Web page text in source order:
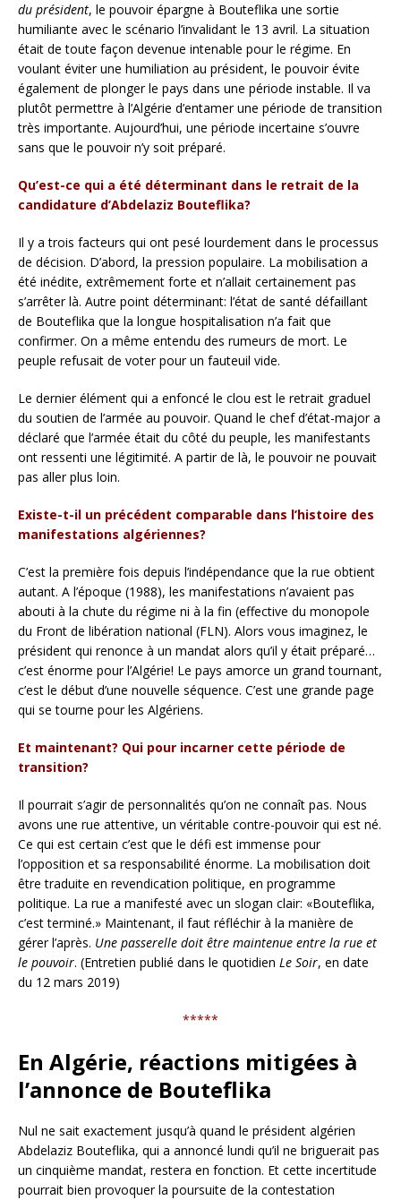
du président, le pouvoir épargne à Bouteflika une sortie
humiliante avec le scénario l’invalidant le 13 avril. La situation
était de toute façon devenue intenable pour le régime. En
voulant éviter une humiliation au président, le pouvoir évite
également de plonger le pays dans une période instable. Il va
plutôt permettre à l’Algérie d’entamer une période de transition
très importante. Aujourd’hui, une période incertaine s’ouvre
sans que le pouvoir n’y soit préparé.
Qu’est-ce qui a été déterminant dans le retrait de la
candidature d’Abdelaziz Bouteflika?
Il y a trois facteurs qui ont pesé lourdement dans le processus
de décision. D’abord, la pression populaire. La mobilisation a
été inédite, extrêmement forte et n’allait certainement pas
s’arrêter là. Autre point déterminant: l’état de santé défaillant
de Bouteflika que la longue hospitalisation n’a fait que
confirmer. On a même entendu des rumeurs de mort. Le
peuple refusait de voter pour un fauteuil vide.
Le dernier élément qui a enfoncé le clou est le retrait graduel
du soutien de l’armée au pouvoir. Quand le chef d’état-major a
déclaré que l’armée était du côté du peuple, les manifestants
ont ressenti une légitimité. A partir de là, le pouvoir ne pouvait
pas aller plus loin.
Existe-t-il un précédent comparable dans l’histoire des
manifestations algériennes?
C’est la première fois depuis l’indépendance que la rue obtient
autant. A l’époque (1988), les manifestations n’avaient pas
abouti à la chute du régime ni à la fin (effective du monopole
du Front de libération national (FLN). Alors vous imaginez, le
président qui renonce à un mandat alors qu’il y était préparé…
c’est énorme pour l’Algérie! Le pays amorce un grand tournant,
c’est le début d’une nouvelle séquence. C’est une grande page
qui se tourne pour les Algériens.
Et maintenant? Qui pour incarner cette période de
transition?
Il pourrait s’agir de personnalités qu’on ne connaît pas. Nous
avons une rue attentive, un véritable contre-pouvoir qui est né.
Ce qui est certain c’est que le défi est immense pour
l’opposition et sa responsabilité énorme. La mobilisation doit
être traduite en revendication politique, en programme
politique. La rue a manifesté avec un slogan clair: «Bouteflika,
c’est terminé.» Maintenant, il faut réfléchir à la manière de
gérer l’après. Une passerelle doit être maintenue entre la rue et
le pouvoir. (Entretien publié dans le quotidien Le Soir, en date
du 12 mars 2019)
*****
En Algérie, réactions mitigées à
l’annonce de Bouteflika
Nul ne sait exactement jusqu’à quand le président algérien
Abdelaziz Bouteflika, qui a annoncé lundi qu’il ne briguerait pas
un cinquième mandat, restera en fonction. Et cette incertitude
pourrait bien provoquer la poursuite de la contestation